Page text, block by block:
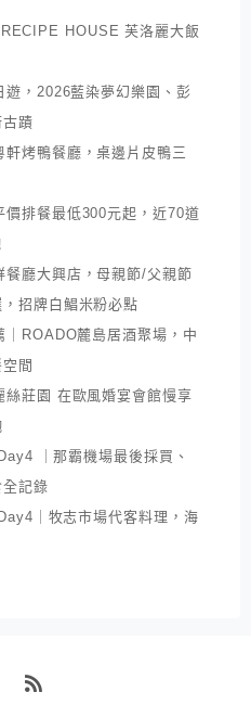
HOUSE 芙洛麗大飯
遊，2026藍染夢幻樂園、彭
蹟
烤鴨餐廳，桌邊片皮鴨三
價排餐最低300元起，近70道
餐廳大興店，母親節/父親節
招牌白鯧米粉必點
ROADO麓島居酒聚場，中
間
絲莊園 在歐風婚宴會館慢享
｜那霸機場最後採買、
記錄
｜牧志市場代客料理，海